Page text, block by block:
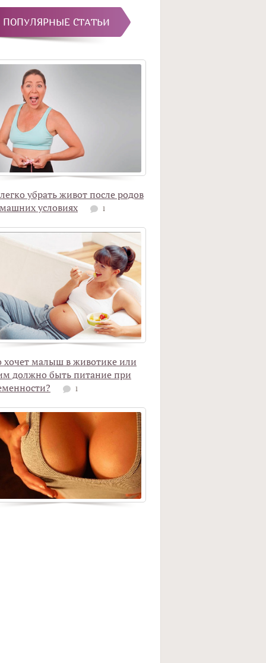
ПОПУЛЯРНЫЕ СТАТЬИ
убрать живот после родов
условиях
1
хочет малыш в животике или
должно быть питание при
1